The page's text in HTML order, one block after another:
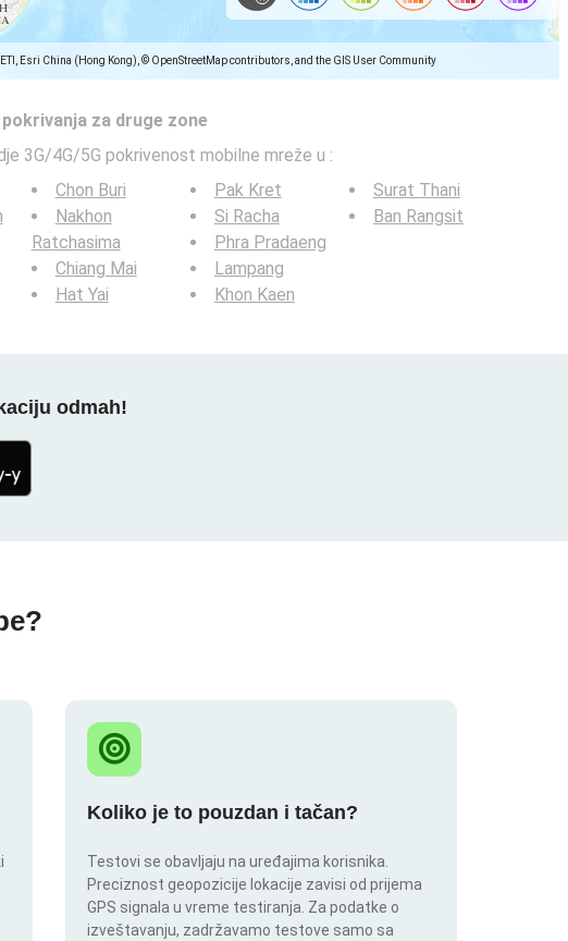
Esri China (Hong Kong), © OpenStreetMap contributors, and the GIS User Community
za druge zone
3G/4G/5G pokrivenost mobilne mreže u :
Chon Buri
Nakhon
Ratchasima
Chiang Mai
Hat Yai
Pak Kret
Si Racha
Phra Pradaeng
Lampang
Khon Kaen
Surat Thani
Ban Rangsit
odmah!
Koliko je to pouzdan i tačan?
Testovi se obavljaju na uređajima korisnika.
Preciznost geopozicije lokacije zavisi od prijema
GPS signala u vreme testiranja. Za podatke o
izveštavanju, zadržavamo testove samo sa